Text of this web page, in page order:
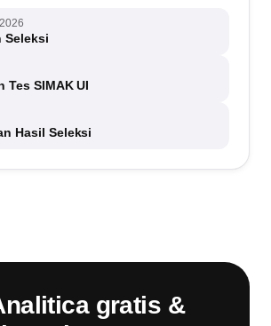
Seleksi
Tes SIMAK UI
Hasil Seleksi
gratis &